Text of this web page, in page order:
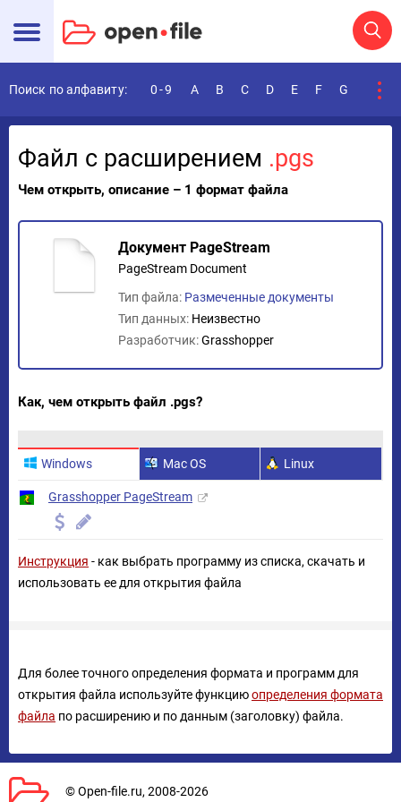
Поиск по алфавиту: 0-9 A B C D E F G
Файл с расширением .pgs
Чем открыть, описание – 1 формат файла
Документ PageStream
PageStream Document
Тип файла: Размеченные документы
Тип данных: Неизвестно
Разработчик:Grasshopper
Как, чем открыть файл .pgs?
Windows Mac OS Linux
Grasshopper PageStream
Инструкция - как выбрать программу из списка, скачать и
использовать ее для открытия файла
Для более точного определения формата и программ для
открытия файла используйте функциюопределения формата
файла по расширению и по данным (заголовку) файла.
© Open-file.ru, 2008-2026